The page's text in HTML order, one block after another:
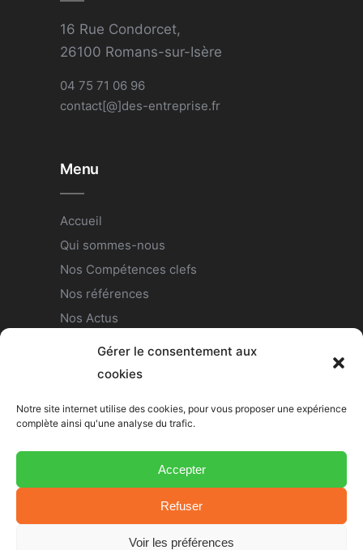
Gérer le consentement aux
cookies
Notre site internet utilise des cookies, pour vous proposer une expérience
complète ainsi qu'une analyse du trafic.
Accepter
Refuser
Voir les préférences
16 Rue Condorcet,
26100 Romans-sur-Isère
04 75 71 06 96
contact[@]des-entreprise.fr
Menu
Accueil
Qui sommes-nous
Nos Compétences clefs
Nos références
Nos Actus
Nous rejoindre
Nous suivre